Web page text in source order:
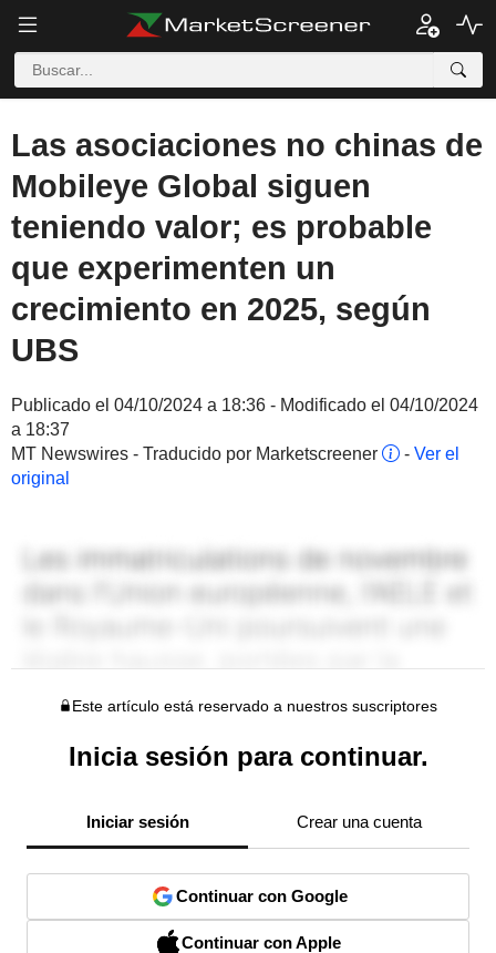
Las asociaciones no chinas de
Mobileye Global siguen
teniendo valor; es probable
que experimenten un
crecimiento en 2025, según
UBS
Publicado el 04/10/2024 a 18:36 - Modificado el 04/10/2024
a 18:37
MT Newswires - Traducido por Marketscreener
- Ver el
original
Este artículo está reservado a nuestros suscriptores
Inicia sesión para continuar.
Iniciar sesión Crear una cuenta
Continuar con Google
Continuar con Apple